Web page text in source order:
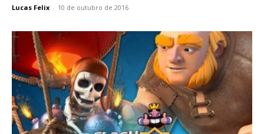
Lucas Felix - 10 de outubro de 2016